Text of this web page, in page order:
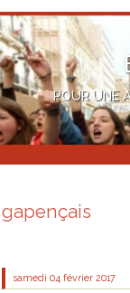
POUR UNE
gapençais
samedi 04 février 2017